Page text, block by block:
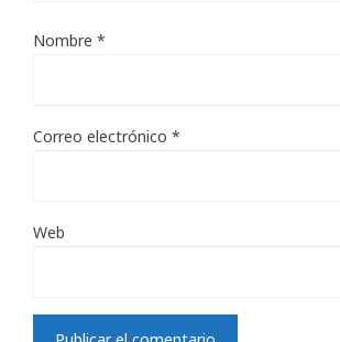
Nombre *
Correo electrónico *
Web